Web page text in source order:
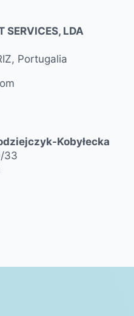
SERVICES, LDA
Portugalia
Kobyłecka
33